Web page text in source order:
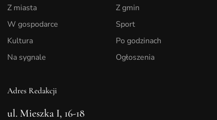
Z miasta
W gospodarce
Kultura
Na sygnale
Z gmin
Sport
Po godzinach
Ogłoszenia
Adres Redakcji
ul. Mieszka I, 16-18